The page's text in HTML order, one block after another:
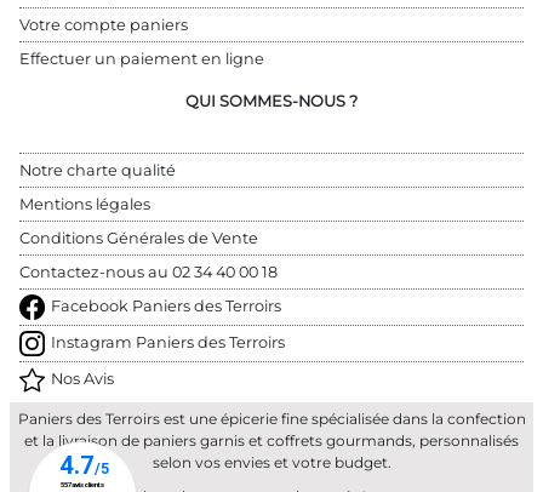
Votre compte paniers
Effectuer un paiement en ligne
QUI SOMMES-NOUS ?
Notre charte qualité
Mentions légales
Conditions Générales de Vente
Contactez-nous au 02 34 40 00 18
Facebook Paniers des Terroirs
Instagram Paniers des Terroirs
Nos Avis
Paniers des Terroirs est une épicerie fine spécialisée dans la confection
et la livraison de paniers garnis et coffrets gourmands, personnalisés
selon vos envies et votre budget.